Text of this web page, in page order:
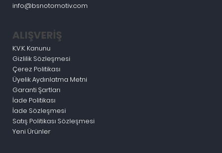
info@bsnotomotiv.com
ALIŞVERİŞ
K.V.K. Kanunu
Gizlilik Sözleşmesi
Çerez Politikası
Üyelik Aydınlatma Metni
Garanti Şartları
İade Politikası
İade Sözleşmesi
Satış Politikası Sözleşmesi
Yeni Ürünler